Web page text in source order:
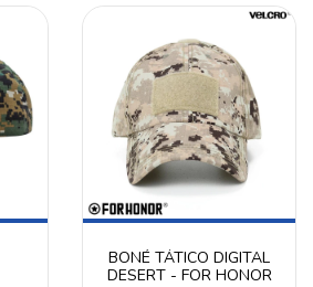
BONÉ TÁTICO DIGITAL
DESERT - FOR HONOR